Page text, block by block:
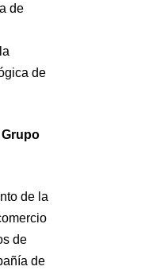
de
de
de la
de
de